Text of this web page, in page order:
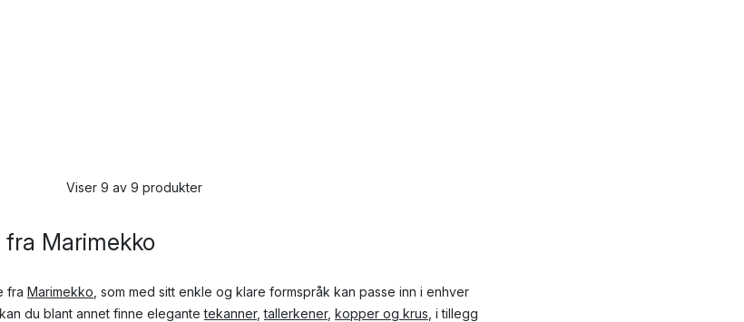
Viser 9 av 9 produkter
Marimekko
fra Marimekko , som med sitt enkle og klare formspråk kan passe inn i enhver
du blant annet finne elegantetekanner,tallerkener, kopper og krus , i tillegg